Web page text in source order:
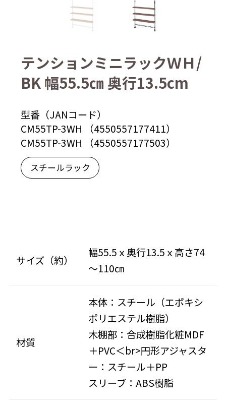
テンションミニラックＷＨ/
BK 幅55.5㎝ 奥行13.5cm
型番（JANコード）
CM55TP-3WH （4550557177411）
CM55TP-3WH （4550557177503）
スチールラック
サイズ（約）
幅55.5ｘ奥行13.5ｘ高さ74
～110㎝
材質
本体：スチール（エポキシ
ポリエステル樹脂）
木棚部：合成樹脂化粧MDF
＋PVC＜br>円形アジャスタ
ー：スチール＋PP
スリーブ：ABS樹脂